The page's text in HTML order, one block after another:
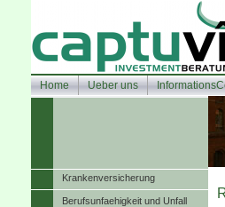
Home Ueber uns
Kranken­ver­si­che­rung
Berufsunfaehigkeit und Unfall